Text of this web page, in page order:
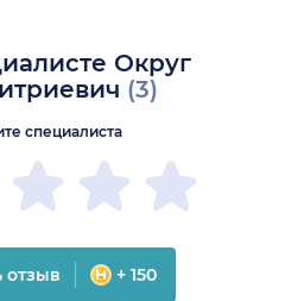
Округ
(3)
специалиста
отзыв + 150